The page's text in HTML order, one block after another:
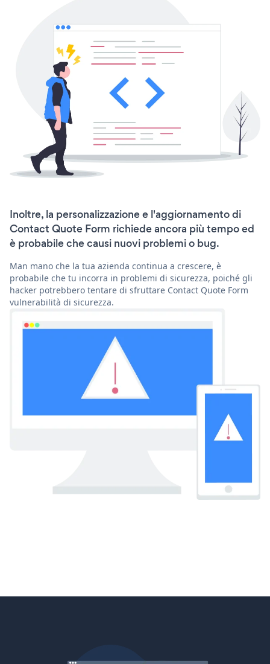
Inoltre, la personalizzazione e l'aggiornamento di
Contact Quote Form richiede ancora più tempo ed
è probabile che causi nuovi problemi o bug.
Man mano che la tua azienda continua a crescere, è
probabile che tu incorra in problemi di sicurezza, poiché gli
hacker potrebbero tentare di sfruttare Contact Quote Form
vulnerabilità di sicurezza.